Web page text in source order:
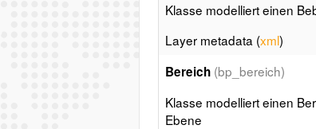
Klasse modelliert einen
Layer metadata (xml)
Bereich (bp_bereich)
Klasse modelliert einen
Ebene